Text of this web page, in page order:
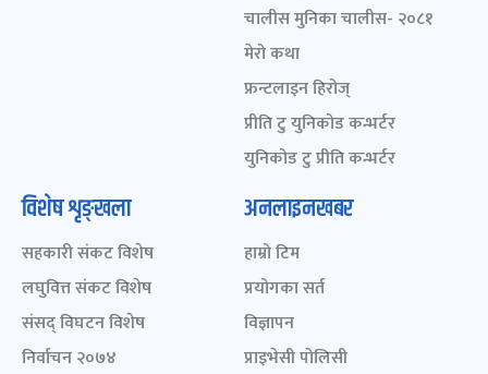
चालीस मुनिका चालीस- २०८१
मेरो कथा
फ्रन्टलाइन हिरोज्
प्रीति टु युनिकोड कन्भर्टर
युनिकोड टु प्रीति कन्भर्टर
विशेष शृङ्खला
सहकारी संकट विशेष
लघुवित्त संकट विशेष
संसद् विघटन विशेष
निर्वाचन २०७४
अनलाइनखबर
हाम्रो टिम
प्रयोगका सर्त
विज्ञापन
प्राइभेसी पोलिसी